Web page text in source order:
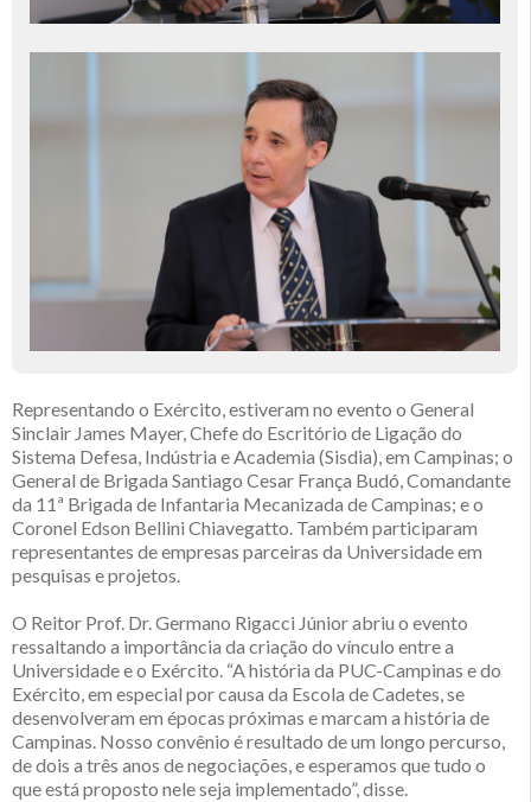
Representando o Exército, estiveram no evento o General
Sinclair James Mayer, Chefe do Escritório de Ligação do
Sistema Defesa, Indústria e Academia (Sisdia), em Campinas; o
General de Brigada Santiago Cesar França Budó, Comandante
da 11ª Brigada de Infantaria Mecanizada de Campinas; e o
Coronel Edson Bellini Chiavegatto. Também participaram
representantes de empresas parceiras da Universidade em
pesquisas e projetos.
O Reitor Prof. Dr. Germano Rigacci Júnior abriu o evento
ressaltando a importância da criação do vínculo entre a
Universidade e o Exército. “A história da PUC-Campinas e do
Exército, em especial por causa da Escola de Cadetes, se
desenvolveram em épocas próximas e marcam a história de
Campinas. Nosso convênio é resultado de um longo percurso,
de dois a três anos de negociações, e esperamos que tudo o
que está proposto nele seja implementado”, disse.